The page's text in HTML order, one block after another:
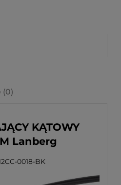
(0)
KĄTOWY
Lanberg
0018-BK